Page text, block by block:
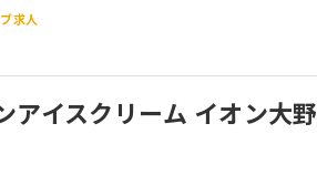
求人
アイスクリーム イオン大野